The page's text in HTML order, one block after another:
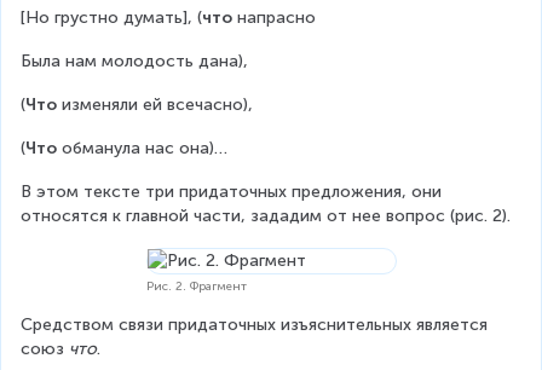
[Но грустно думать], (что напрасно
Была нам молодость дана),
(Что изменяли ей всечасно),
(Что обманула нас она)…
В этом тексте три придаточных предложения, они
относятся к главной части, зададим от нее вопрос (рис. 2).
Рис. 2. Фрагмент
Средством связи придаточных изъяснительных является
союз что.